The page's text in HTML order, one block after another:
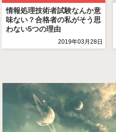
情報処理技術者試験なんか意
味ない？合格者の私がそう思
わない5つの理由
2019年03月28日